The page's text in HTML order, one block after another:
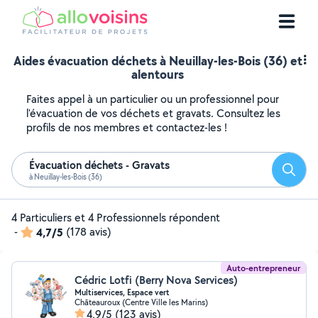
Aides évacuation déchets à Neuillay-les-Bois (36) et
alentours
Faites appel à un particulier ou un professionnel pour
l'évacuation de vos déchets et gravats. Consultez les
profils de nos membres et contactez-les !
Évacuation déchets - Gravats
à Neuillay-les-Bois (36)
4 Particuliers et 4 Professionnels répondent
-
4,7/5 (178 avis)
Auto-entrepreneur
Cédric Lotfi (Berry Nova Services)
Multiservices, Espace vert
Châteauroux (Centre Ville les Marins)
4,9/5 (123 avis)